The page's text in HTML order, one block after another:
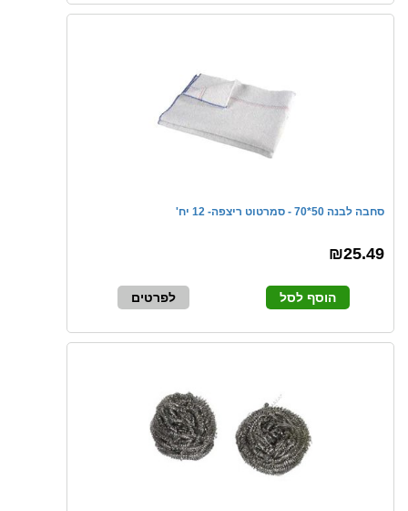
סחבה לבנה 50*70 - סמרטוט ריצפה- 12 יח'
₪25.49
הוסף לסל לפרטים